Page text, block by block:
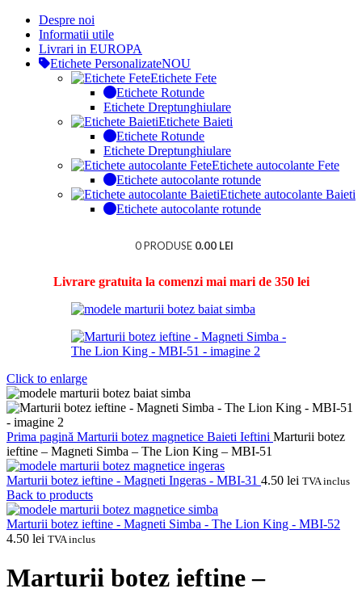
Despre noi
Informatii utile
Livrari in EUROPA
Etichete PersonalizateNOU
Etichete Fete
Etichete Rotunde
Etichete Dreptunghiulare
Etichete Baieti
Etichete Rotunde
Etichete Dreptunghiulare
Etichete autocolante Fete
Etichete autocolante rotunde
Etichete autocolante Baieti
Etichete autocolante rotunde
0PRODUSE 0.00 LEI
Livrare gratuita la comenzi mai mari de 350 lei
Click to enlarge
Prima pagină Marturii botez magnetice Baieti Ieftini Marturii botez
ieftine – Magneti Simba – The Lion King – MBI-51
Marturii botez ieftine - Magneti Ingeras - MBI-31 4.50 lei TVA inclus
Back to products
Marturii botez ieftine - Magneti Simba - The Lion King - MBI-52
4.50 lei TVA inclus
Marturii botez ieftine –